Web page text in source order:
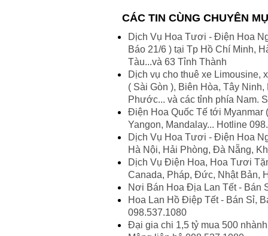
CÁC TIN CÙNG CHUYÊN
Dịch Vụ Hoa Tươi - Điện Hoa
Báo 21/6 ) tại Tp Hồ Chí Minh,
Tàu...và 63 Tỉnh Thành
Dịch vụ cho thuê xe Limousine,
( Sài Gòn ), Biên Hòa, Tây
Phước... và các tỉnh phía Nam.
Điện Hoa Quốc Tế tới
Yangon, Mandalay... Hotline
Dịch Vụ Hoa Tươi - Điện Hoa
Hà Nội, Hải Phòng, Đà Nẵng,
Dịch Vụ Điện Hoa, Hoa Tươi
Canada, Pháp, Đức, Nhật Bản,
Nơi Bán Hoa Địa Lan Tết - Bán
Hoa Lan Hồ Điệp Tết - Bán Sỉ,
098.537.1080
Đại gia chi 1,5 tỷ mua 500